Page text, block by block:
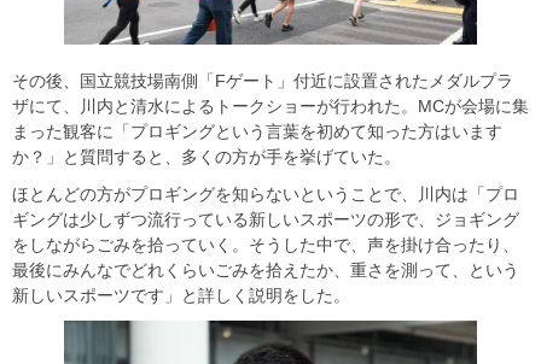
その後、国立競技場南側「Fゲート」付近に設置されたメダルプラ
ザにて、川内と清水によるトークショーが行われた。MCが会場に集
まった観客に「プロギングという言葉を初めて知った方はいます
か？」と質問すると、多くの方が手を挙げていた。
ほとんどの方がプロギングを知らないということで、川内は「プロ
ギングは少しずつ流行っている新しいスポーツの形で、ジョギング
をしながらごみを拾っていく。そうした中で、声を掛け合ったり、
最後にみんなでどれくらいごみを拾えたか、重さを測って、という
新しいスポーツです」と詳しく説明をした。